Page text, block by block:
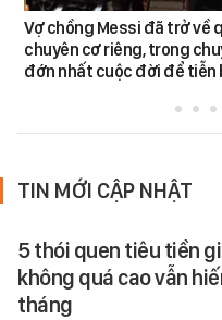
Vợ chồng Messi đã trở về
chuyên cơ riêng, trong
đớn nhất cuộc đời để tiễn
TIN MỚI CẬP NHẬT
5 thói quen tiêu tiền
không quá cao vẫn
tháng